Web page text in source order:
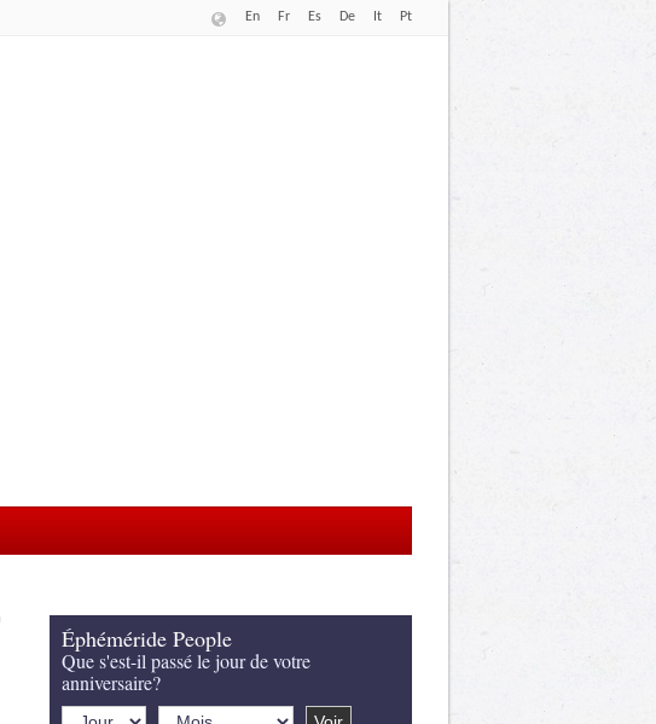
En Fr Es De It Pt
Éphéméride People
Que s'est-il passé le jour de votre
anniversaire?